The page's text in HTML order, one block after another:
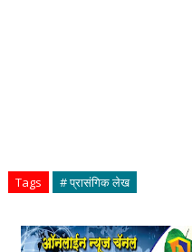
Tags # प्रासंगिक लेख